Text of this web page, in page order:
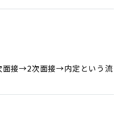
面接→2次面接→内定という流